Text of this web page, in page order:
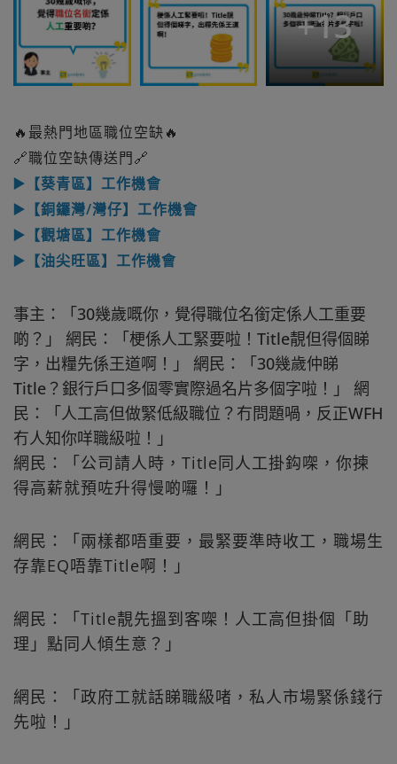
+13
🔥最熱門地區職位空缺🔥
🔗職位空缺傳送門🔗
▶️【葵青區】工作機會
▶️【銅鑼灣/灣仔】工作機會
▶️【觀塘區】工作機會
▶️【油尖旺區】工作機會
事主：「30幾歲嘅你，覺得職位名銜定係人工重要
啲？」 網民：「梗係人工緊要啦！Title靚但得個睇
字，出糧先係王道啊！」 網民：「30幾歲仲睇
Title？銀行戶口多個零實際過名片多個字啦！」 網
民：「人工高但做緊低級職位？冇問題喎，反正WFH
冇人知你咩職級啦！」
網民：「公司請人時，Title同人工掛鈎㗎，你揀
得高薪就預咗升得慢啲囉！」
網民：「兩樣都唔重要，最緊要準時收工，職場生
存靠EQ唔靠Title啊！」
網民：「Title靚先搵到客㗎！人工高但掛個「助
理」點同人傾生意？」
網民：「政府工就話睇職級啫，私人市場緊係錢行
先啦！」